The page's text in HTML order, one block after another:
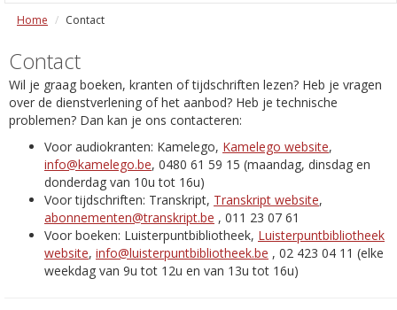
Home Contact
Contact
Wil je graag boeken, kranten of tijdschriften lezen? Heb je vragen
over de dienstverlening of het aanbod? Heb je technische
problemen? Dan kan je ons contacteren:
Voor audiokranten: Kamelego, Kamelego website,
info@kamelego.be, 0480 61 59 15 (maandag, dinsdag en
donderdag van 10u tot 16u)
Voor tijdschriften: Transkript, Transkript website,
abonnementen@transkript.be , 011 23 07 61
Voor boeken: Luisterpuntbibliotheek, Luisterpuntbibliotheek
website, info@luisterpuntbibliotheek.be , 02 423 04 11 (elke
weekdag van 9u tot 12u en van 13u tot 16u)